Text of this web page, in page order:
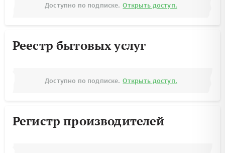
Доступно по подписке. Открыть доступ.
Реестр бытовых услуг
Доступно по подписке. Открыть доступ.
Регистр производителей